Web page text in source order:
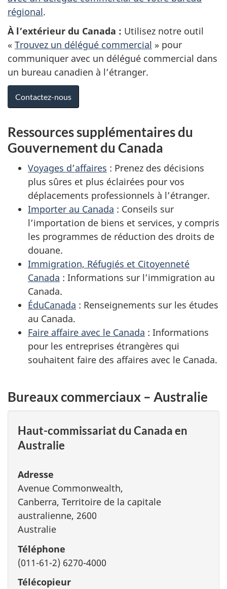
régional.
À l’extérieur du Canada : Utilisez notre outil
« Trouvez un délégué commercial » pour
communiquer avec un délégué commercial dans
un bureau canadien à l’étranger.
Contactez-nous
Ressources supplémentaires du
Gouvernement du Canada
Voyages d’affaires : Prenez des décisions
plus sûres et plus éclairées pour vos
déplacements professionnels à l’étranger.
Importer au Canada : Conseils sur
l’importation de biens et services, y compris
les programmes de réduction des droits de
douane.
Immigration, Réfugiés et Citoyenneté
Canada : Informations sur l’immigration au
Canada.
ÉduCanada : Renseignements sur les études
au Canada.
Faire affaire avec le Canada : Informations
pour les entreprises étrangères qui
souhaitent faire des affaires avec le Canada.
Bureaux commerciaux – Australie
Haut-commissariat du Canada en
Australie
Adresse
Avenue Commonwealth,
Canberra, Territoire de la capitale
australienne, 2600
Australie
Téléphone
(011-61-2) 6270-4000
Télécopieur